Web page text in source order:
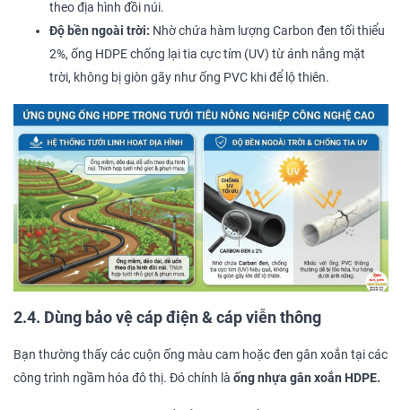
theo địa hình đồi núi.
Độ bền ngoài trời: Nhờ chứa hàm lượng Carbon đen tối thiểu
2%, ống HDPE chống lại tia cực tím (UV) từ ánh nắng mặt
trời, không bị giòn gãy như ống PVC khi để lộ thiên.
2.4. Dùng bảo vệ cáp điện & cáp viễn thông
Bạn thường thấy các cuộn ống màu cam hoặc đen gân xoắn tại các
công trình ngầm hóa đô thị. Đó chính là ống nhựa gân xoắn HDPE.